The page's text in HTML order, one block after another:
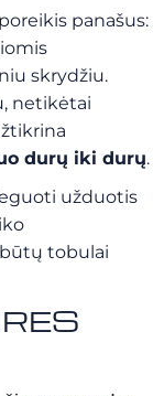
poreikis panašus:
skrydžiu.
netikėtai
durų iki durų.
užduotis
tobulai